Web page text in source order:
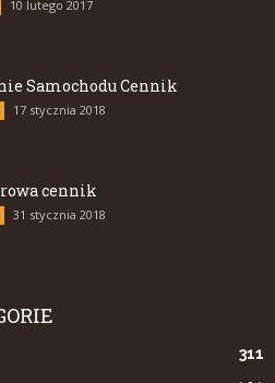
10 lutego 2017
Samochodu Cennik
17 stycznia 2018
cennik
31 stycznia 2018
311